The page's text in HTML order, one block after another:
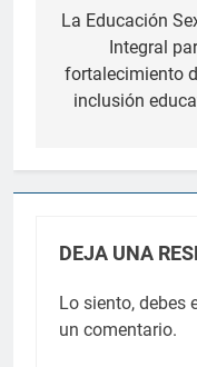
de
entradas
La Educación
Integral
fortalecimiento
inclusión
DEJA UNA
Lo siento, debes
un comentario.